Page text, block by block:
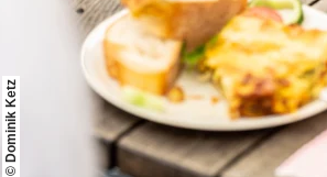
Buchen & Service
© Dominik Ketz